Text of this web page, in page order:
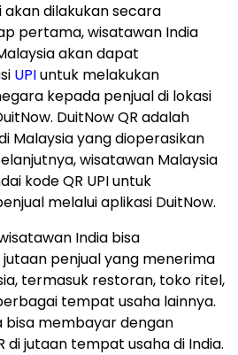
akan dilakukan secara
pertama, wisatawan India
akan dapat
UPIuntuk melakukan
kepada penjual di lokasi
DuitNow QR adalah
Malaysia yang dioperasikan
wisatawan Malaysia
kode QR UPI untuk
melalui aplikasi DuitNow.
India bisa
penjual yang menerima
termasuk restoran, toko ritel,
tempat usaha lainnya.
bisa membayar dengan
di jutaan tempat usaha di India.